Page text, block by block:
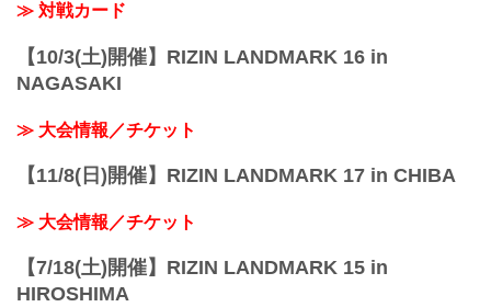
≫ 対戦カード
【10/3(土)開催】RIZIN LANDMARK 16 in
NAGASAKI
≫ 大会情報／チケット
【11/8(日)開催】RIZIN LANDMARK 17 in CHIBA
≫ 大会情報／チケット
【7/18(土)開催】RIZIN LANDMARK 15 in
HIROSHIMA